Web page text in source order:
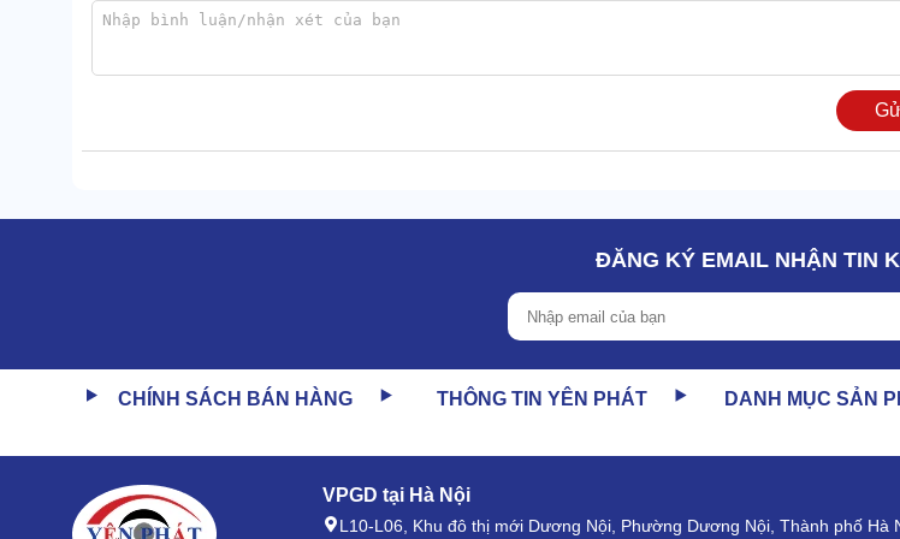
và thường tập trung ở các góc cạnh, gần sàn nhà nơi trọng lực giữ các hạt bụi nặng hơn.
ĐĂNG KÝ EMAIL NHẬN TIN
CHÍNH SÁCH BÁN HÀNG THÔNG TIN YÊN PHÁT DANH MỤC SẢN
VPGD tại Hà Nội
L10-L06, Khu đô thị mới Dương Nội, Phường Dương Nội, Thành phố Hà